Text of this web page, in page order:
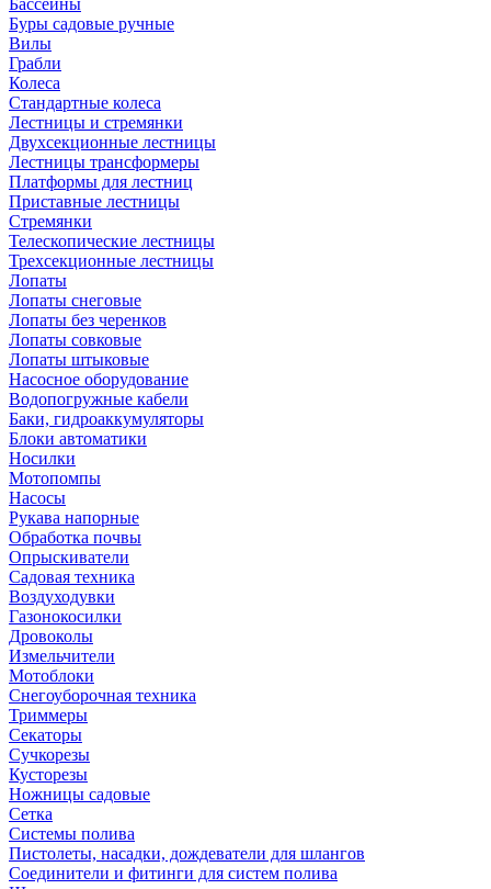
Бассейны
Буры садовые ручные
Вилы
Грабли
Колеса
Стандартные колеса
Лестницы и стремянки
Двухсекционные лестницы
Лестницы трансформеры
Платформы для лестниц
Приставные лестницы
Стремянки
Телескопические лестницы
Трехсекционные лестницы
Лопаты
Лопаты снеговые
Лопаты без черенков
Лопаты совковые
Лопаты штыковые
Насосное оборудование
Водопогружные кабели
Баки, гидроаккумуляторы
Блоки автоматики
Носилки
Мотопомпы
Насосы
Рукава напорные
Обработка почвы
Опрыскиватели
Садовая техника
Воздуходувки
Газонокосилки
Дровоколы
Измельчители
Мотоблоки
Снегоуборочная техника
Триммеры
Секаторы
Сучкорезы
Кусторезы
Ножницы садовые
Сетка
Системы полива
Пистолеты, насадки, дождеватели для шлангов
Соединители и фитинги для систем полива